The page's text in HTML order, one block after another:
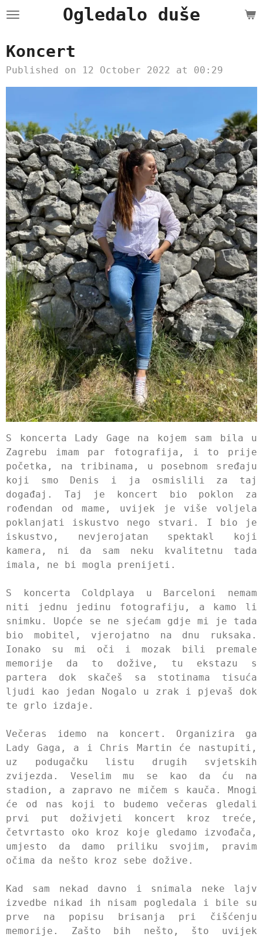
Skip
content
Ogledalo duše
Koncert
Published on 12 October 2022 at 00:29
S koncerta Lady Gage na kojem sam bila u
Zagrebu imam par fotografija, i to prije
početka, na tribinama, u posebnom sređaju
koji smo Denis i ja osmislili za taj
događaj. Taj je koncert bio poklon za
rođendan od mame, uvijek je više voljela
poklanjati iskustvo nego stvari. I bio je
iskustvo, nevjerojatan spektakl koji
kamera, ni da sam neku kvalitetnu tada
imala, ne bi mogla prenijeti.
S koncerta Coldplaya u Barceloni nemam
niti jednu jedinu fotografiju, a kamo li
snimku. Uopće se ne sjećam gdje mi je tada
bio mobitel, vjerojatno na dnu ruksaka.
Ionako su mi oči i mozak bili premale
memorije da to dožive, tu ekstazu s
partera dok skačeš sa stotinama tisuća
ljudi kao jedan Nogalo u zrak i pjevaš dok
te grlo izdaje.
Večeras idemo na koncert. Organizira ga
Lady Gaga, a i Chris Martin će nastupiti,
uz podugačku listu drugih svjetskih
zvijezda. Veselim mu se kao da ću na
stadion, a zapravo ne mičem s kauča. Mnogi
će od nas koji to budemo večeras gledali
prvi put doživjeti koncert kroz treće,
četvrtasto oko kroz koje gledamo izvođača,
umjesto da damo priliku svojim, pravim
očima da nešto kroz sebe dožive.
Kad sam nekad davno i snimala neke lajv
izvedbe nikad ih nisam pogledala i bile su
prve na popisu brisanja pri čišćenju
memorije. Zašto bih nešto, što uvijek